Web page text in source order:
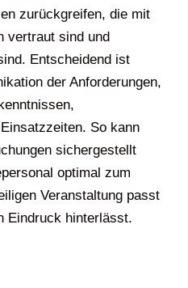
zurückgreifen, die mit
vertraut sind und
Entscheidend ist
der Anforderungen,
So kann
sichergestellt
optimal zum
Veranstaltung passt
Eindruck hinterlässt.